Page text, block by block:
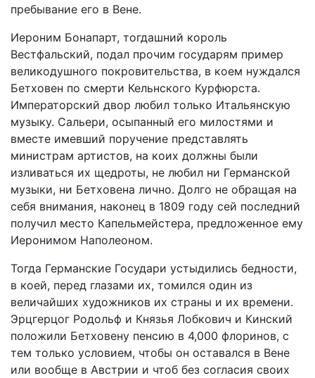
пребывание его в Вене.
Иероним Бонапарт, тогдашний король
Вестфальский, подал прочим государям пример
великодушного покровительства, в коем нуждался
Бетховен по смерти Кельнского Курфюрста.
Императорский двор любил только Итальянскую
музыку. Сальери, осыпанный его милостями и
вместе имевший поручение представлять
министрам артистов, на коих должны были
изливаться их щедроты, не любил ни Германской
музыки, ни Бетховена лично. Долго не обращая на
себя внимания, наконец в 1809 году сей последний
получил место Капельмейстера, предложенное ему
Иеронимом Наполеоном.
Тогда Германские Государи устыдились бедности,
в коей, перед глазами их, томился один из
величайших художников их страны и их времени.
Эрцгерцог Родольф и Князья Лобкович и Кинский
положили Бетховену пенсию в 4,000 флоринов, с
тем только условием, чтобы он оставался в Вене
или вообще в Австрии и чтоб без согласия своих